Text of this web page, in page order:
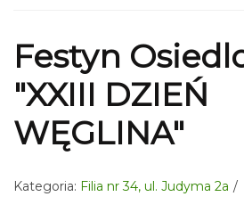
Festyn
"XXIII DZIEŃ
WĘGLINA"
Kategoria: Filia nr 34, ul. Judyma 2a